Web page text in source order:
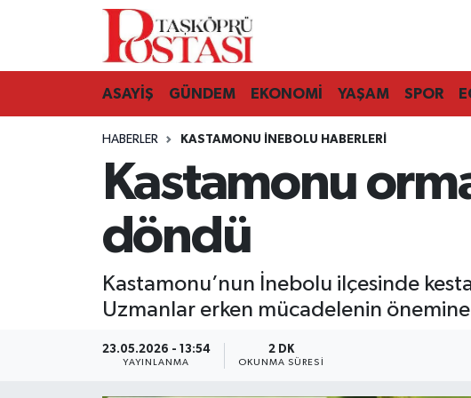
ASAYİŞ GÜNDEM EKONOMİ YAŞAM SPOR
HABERLER KASTAMONU İNEBOLU HABERLERI
Kastamonu
döndü
Kastamonu’nun İnebolu ilçesinde
Uzmanlar erken mücadelenin
23.05.2026 - 13:54
YAYINLANMA
2 DK
OKUNMA SÜRESI
Kastamonu Vefat Edenler
Araç Haberleri
Azdavay Haberleri
Bozkurt Haberleri